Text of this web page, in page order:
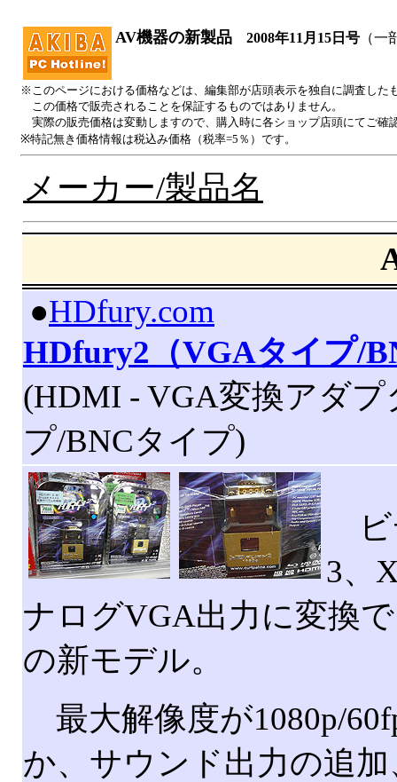
AV機器の新製品 2008年11月15日号 （
※このページにおける価格などは、編集部が店頭表示を独自に調査した
この価格で販売されることを保証するものではありません。
実際の販売価格は変動しますので、購入時に各ショップ店頭にてご確
※特記無き価格情報は税込み価格（税率=5％）です。
メーカー/製品名
●HDfury.com
HDfury2（VGAタイプ/
(HDMI - VGA変換アダ
プ/BNCタイプ)
ビ
3、
ナログVGA出力に変換
の新モデル。
最大解像度が1080p/
か、サウンド出力の追